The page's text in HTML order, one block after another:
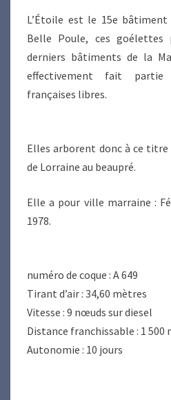
L’Étoile est le 15e
Belle Poule, ces goélettes
derniers bâtiments de la
effectivement fait partie
françaises libres.
Elles arborent donc à ce
de Lorraine au beaupré.
Elle a pour ville marraine :
1978.
numéro de coque : A 649
Tirant d’air : 34,60 mètres
Vitesse : 9 nœuds sur diesel
Distance franchissable : 1
Autonomie : 10 jours